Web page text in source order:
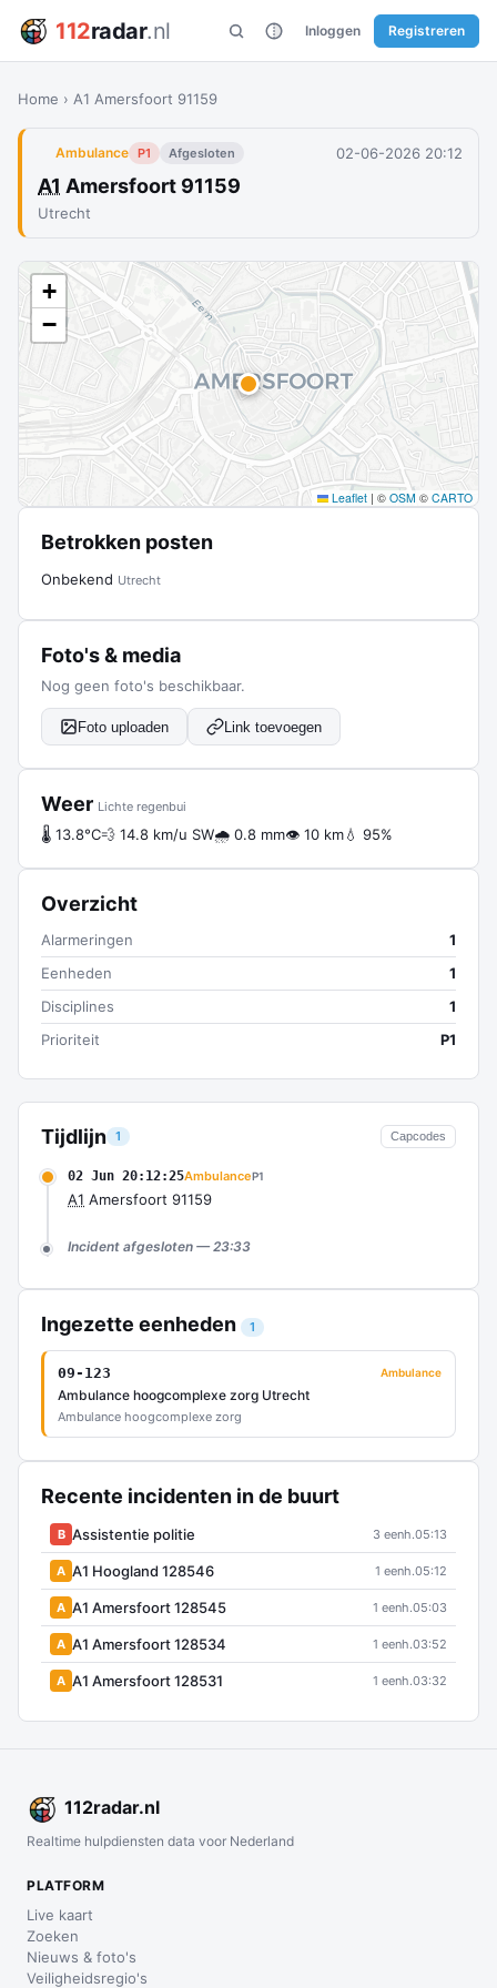
112radar.nl Inloggen Registreren
Home › A1 Amersfoort 91159
Ambulance P1 Afgesloten 02-06-2026 20:12
A1 Amersfoort 91159
Utrecht
Tijdlijn 1 Capcodes
02 Jun 20:12:25AmbulanceP1
A1 Amersfoort 91159
Incident afgesloten — 23:33
Ingezette eenheden 1
09-123 Ambulance
Ambulance hoogcomplexe zorg Utrecht
Ambulance hoogcomplexe zorg
Recente incidenten in de buurt
B Assistentie politie 3 eenh.05:13
A A1 Hoogland 128546 1 eenh.05:12
A A1 Amersfoort 128545 1 eenh.05:03
A A1 Amersfoort 128534 1 eenh.03:52
A A1 Amersfoort 128531 1 eenh.03:32
+
−
Leaflet | © OSM © CARTO
Betrokken posten
Onbekend Utrecht
Foto's & media
Nog geen foto's beschikbaar.
Foto uploaden Link toevoegen
Weer Lichte regenbui
🌡 13.8°C💨 14.8 km/u SW🌧 0.8 mm👁 10 km💧 95%
Overzicht
Alarmeringen
1
Eenheden
1
Disciplines
1
Prioriteit
P1
112radar.nl
Realtime hulpdiensten data voor Nederland
PLATFORM
Live kaart
Zoeken
Nieuws & foto's
Veiligheidsregio's